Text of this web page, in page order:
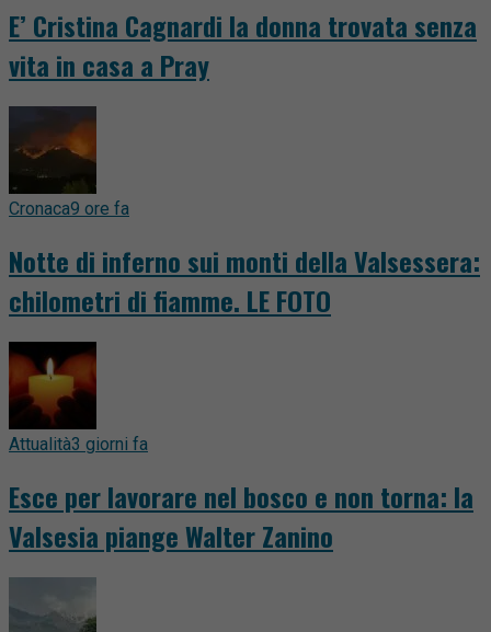
E’ Cristina Cagnardi la donna trovata senza
vita in casa a Pray
Cronaca9 ore fa
Notte di inferno sui monti della Valsessera:
chilometri di fiamme. LE FOTO
Attualità3 giorni fa
Esce per lavorare nel bosco e non torna: la
Valsesia piange Walter Zanino